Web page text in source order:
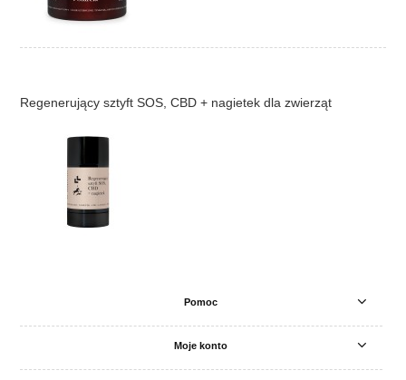
Regenerujący sztyft SOS, CBD + nagietek dla zwierząt
Pomoc
Moje konto